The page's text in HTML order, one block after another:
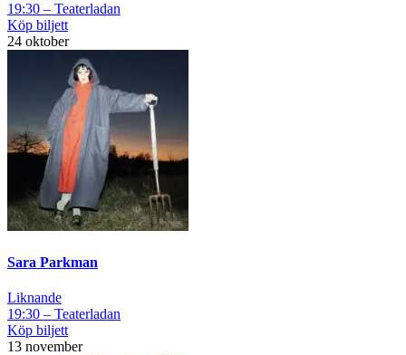
19:30 – Teaterladan
Köp biljett
24 oktober
Sara Parkman
Liknande
19:30 – Teaterladan
Köp biljett
13 november